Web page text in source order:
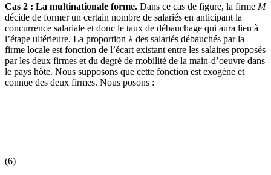
Cas 2 : La multinationale forme. Dans ce cas de figure, la firme M
décide de former un certain nombre de salariés en anticipant la
concurrence salariale et donc le taux de débauchage qui aura lieu à
l’étape ultérieure. La proportion λ des salariés débauchés par la
firme locale est fonction de l’écart existant entre les salaires proposés
par les deux firmes et du degré de mobilité de la main-d’oeuvre dans
le pays hôte. Nous supposons que cette fonction est exogène et
connue des deux firmes. Nous posons :
(6)